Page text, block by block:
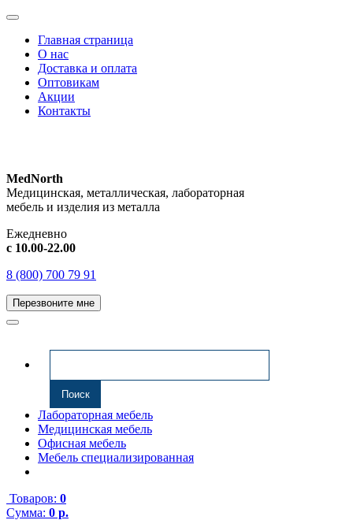
Главная страница
О нас
Доставка и оплата
Оптовикам
Акции
Контакты
MedNorth
Медицинская, металлическая, лабораторная
мебель и изделия из металла
Ежедневно
с 10.00-22.00
8 (800) 700 79 91
Перезвоните мне
Лабораторная мебель
Медицинская мебель
Офисная мебель
Мебель специализированная
Товаров: 0
Сумма: 0 р.